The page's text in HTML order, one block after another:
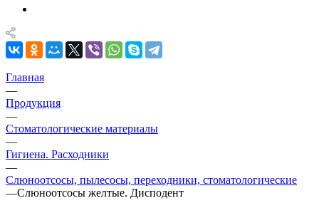
Главная
—
Продукция
—
Стоматологические материалы
—
Гигиена. Расходники
—
Слюноотсосы, пылесосы, переходники, стоматологические
—Слюноотсосы желтые. Дисподент